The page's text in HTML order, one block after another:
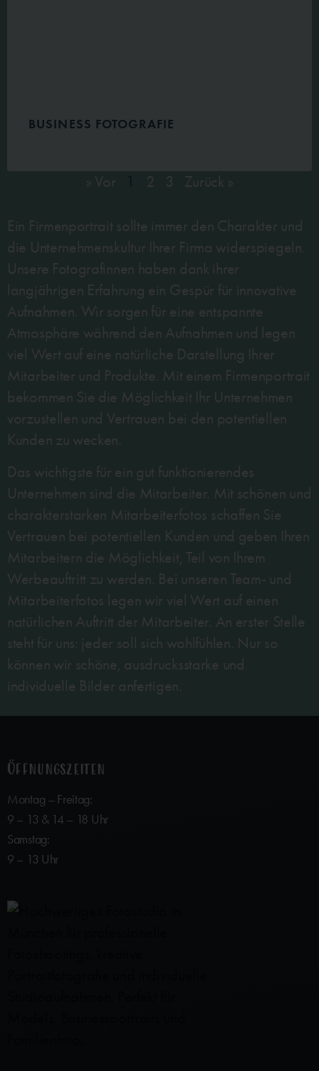
BUSINESS FOTOGRAFIE
» Vor 2 3 Zurück »
Ein Firmenportrait sollte immer den Charakter und
die Unternehmenskultur Ihrer Firma widerspiegeln.
Unsere Fotografinnen haben dank ihrer
langjährigen Erfahrung ein Gespür für innovative
Aufnahmen. Wir sorgen für eine entspannte
Atmosphäre während den Aufnahmen und legen
viel Wert auf eine natürliche Darstellung Ihrer
Mitarbeiter und Produkte. Mit einem Firmenportrait
bekommen Sie die Möglichkeit Ihr Unternehmen
vorzustellen und Vertrauen bei den potentiellen
Kunden zu wecken.
Das wichtigste für ein gut funktionierendes
Unternehmen sind die Mitarbeiter. Mit schönen und
charakterstarken Mitarbeiterfotos schaffen Sie
Vertrauen bei potentiellen Kunden und geben Ihren
Mitarbeitern die Möglichkeit, Teil von Ihrem
Werbeauftritt zu werden. Bei unseren Team- und
Mitarbeiterfotos legen wir viel Wert auf einen
natürlichen Auftritt der Mitarbeiter. An erster Stelle
steht für uns: jeder soll sich wohlfühlen. Nur so
können wir schöne, ausdrucksstarke und
individuelle Bilder anfertigen.
Öffnungszeiten
Montag – Freitag:
9 – 13 & 14 – 18 Uhr
Samstag:
9 – 13 Uhr